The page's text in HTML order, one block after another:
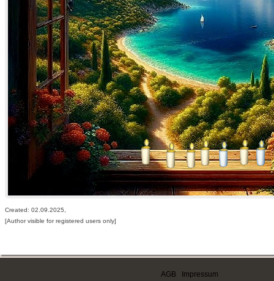
Created: 02.09.2025,
[Author visible for registered users only]
AGB Impressum